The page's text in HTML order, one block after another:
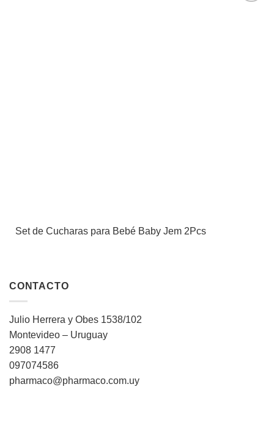
Set de Cucharas para Bebé Baby Jem 2Pcs
CONTACTO
Julio Herrera y Obes 1538/102
Montevideo – Uruguay
2908 1477
097074586
pharmaco@pharmaco.com.uy